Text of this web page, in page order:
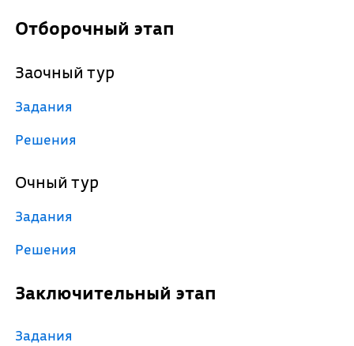
Отборочный этап
Заочный тур
Задания
Решения
Очный тур
Задания
Решения
Заключительный этап
Задания